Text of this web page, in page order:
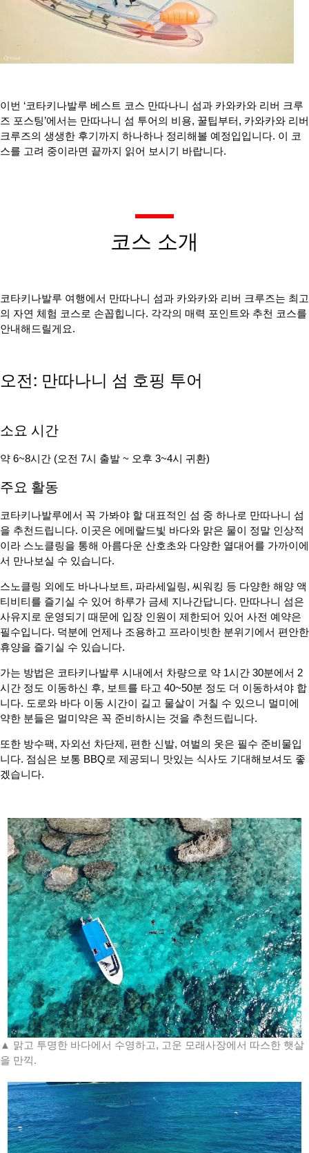
이번 ‘코타키나발루 베스트 코스 만따나니 섬과 카와카와 리버 크루
즈 포스팅’에서는 만따나니 섬 투어의 비용, 꿀팁부터, 카와카와 리버
크루즈의 생생한 후기까지 하나하나 정리해볼 예정입입니다. 이 코
스를 고려 중이라면 끝까지 읽어 보시기 바랍니다.
코스 소개
코타키나발루 여행에서 만따나니 섬과 카와카와 리버 크루즈는 최고
의 자연 체험 코스로 손꼽힙니다. 각각의 매력 포인트와 추천 코스를
안내해드릴게요.
오전: 만따나니 섬 호핑 투어
소요 시간
약 6~8시간 (오전 7시 출발 ~ 오후 3~4시 귀환)
주요 활동
코타키나발루에서 꼭 가봐야 할 대표적인 섬 중 하나로 만따나니 섬
을 추천드립니다. 이곳은 에메랄드빛 바다와 맑은 물이 정말 인상적
이라 스노클링을 통해 아름다운 산호초와 다양한 열대어를 가까이에
서 만나보실 수 있습니다.
스노클링 외에도 바나나보트, 파라세일링, 씨워킹 등 다양한 해양 액
티비티를 즐기실 수 있어 하루가 금세 지나간답니다. 만따나니 섬은
사유지로 운영되기 때문에 입장 인원이 제한되어 있어 사전 예약은
필수입니다. 덕분에 언제나 조용하고 프라이빗한 분위기에서 편안한
휴양을 즐기실 수 있습니다.
가는 방법은 코타키나발루 시내에서 차량으로 약 1시간 30분에서 2
시간 정도 이동하신 후, 보트를 타고 40~50분 정도 더 이동하셔야 합
니다. 도로와 바다 이동 시간이 길고 물살이 거칠 수 있으니 멀미에
약한 분들은 멀미약은 꼭 준비하시는 것을 추천드립니다.
또한 방수팩, 자외선 차단제, 편한 신발, 여벌의 옷은 필수 준비물입
니다. 점심은 보통 BBQ로 제공되니 맛있는 식사도 기대해보셔도 좋
겠습니다.
▲ 맑고 투명한 바다에서 수영하고, 고운 모래사장에서 따스한 햇살
을 만끽.